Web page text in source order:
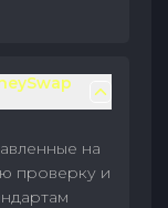
на
проверку и